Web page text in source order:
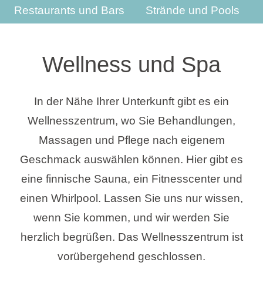
Marken
Restaurants und Bars Strände und Pools
Wellness und Spa
In der Nähe Ihrer Unterkunft gibt es ein
Wellnesszentrum, wo Sie Behandlungen,
Massagen und Pflege nach eigenem
Geschmack auswählen können. Hier gibt es
eine finnische Sauna, ein Fitnesscenter und
einen Whirlpool. Lassen Sie uns nur wissen,
wenn Sie kommen, und wir werden Sie
herzlich begrüßen. Das Wellnesszentrum ist
vorübergehend geschlossen.